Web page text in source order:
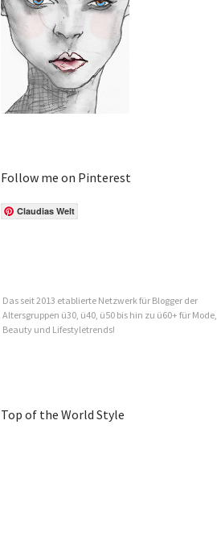
Follow me on Pinterest
Claudias Welt
Das seit 2013 etablierte Netzwerk für Blogger der
Altersgruppen ü30, ü40, ü50 bis hin zu ü60+ für Mode,
Beauty und Lifestyletrends!
Top of the World Style